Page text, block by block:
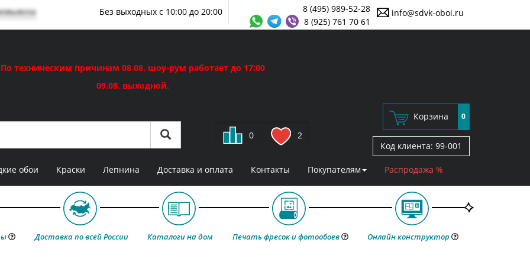
info@sdvk-oboi.ru
8 (495) 989-52-28
8 (925) 761 70 61
Без выходных с 10:00 до 20:00
По техническим причинам 08.08. шоу-рум работает до 17:00
09.08. выходной.
0 2
Корзина 0
Код клиента: 99-001
обои Краски Лепнина Доставка и оплата Контакты Покупателям Распродажа %
Доставка по всей России Каталоги на дом Печать фресок и фотообоев Онлайн конструктор